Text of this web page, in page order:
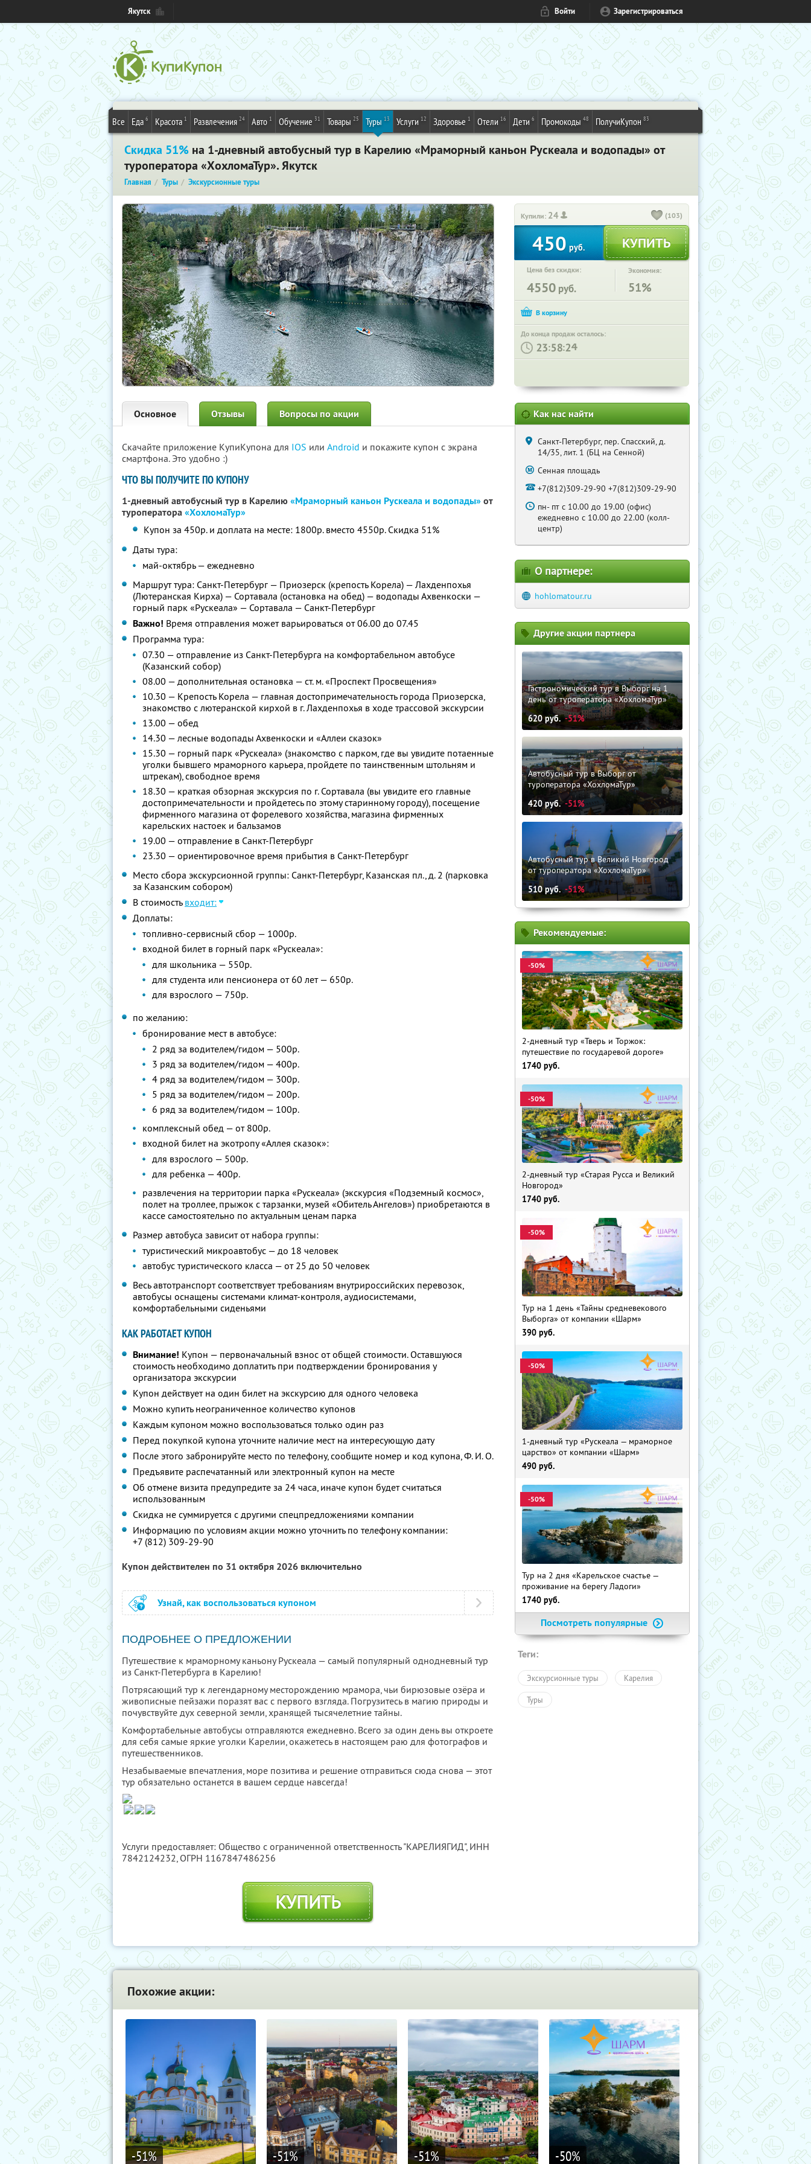
Якутск Войти Зарегистрироваться
Все Еда 6 Красота 1 Развлечения 24 Авто 1 Обучение 31 Товары 25 Туры 13 Услуги 12 Здоровье 1 Отели 16 Дети 6 Промокоды 48 ПолучиКупон 83
Скидка 51% на 1-дневный автобусный тур в Карелию «Мраморный каньон Рускеала и водопады» от
туроператора «ХохломаТур». Якутск
Главная Туры Экскурсионные туры
Купили: 24 (103)
450 руб.
Цена без скидки:
4550 руб.
Экономия:
51%
До конца продаж осталось:
: :
Основное Отзывы Вопросы по акции
Скачайте приложение КупиКупона для IOS или Android и покажите купон с экрана
смартфона. Это удобно :)
ЧТО ВЫ ПОЛУЧИТЕ ПО КУПОНУ
1-дневный автобусный тур в Карелию«Мраморный каньон Рускеала и водопады»от
туроператора«ХохломаТур»
Купон за 450р. и доплата на месте: 1800р. вместо 4550р. Скидка 51%
Даты тура:
май-октябрь — ежедневно
Маршрут тура: Санкт-Петербург — Приозерск (крепость Корела) — Лахденпохья
(Лютеранская Кирха) — Сортавала (остановка на обед) — водопады Ахвенкоски —
горный парк «Рускеала» — Сортавала — Санкт-Петербург
Важно! Время отправления может варьироваться от 06.00 до 07.45
Программа тура:
07.30 — отправление из Санкт-Петербурга на комфортабельном автобусе
(Казанский собор)
08.00 — дополнительная остановка — ст. м. «Проспект Просвещения»
10.30 — Крепость Корела — главная достопримечательность города Приозерска,
знакомство с лютеранской кирхой в г. Лахденпохья в ходе трассовой экскурсии
13.00 — обед
14.30 — лесные водопады Ахвенкоски и «Аллеи сказок»
15.30 — горный парк «Рускеала» (знакомство с парком, где вы увидите потаенные
уголки бывшего мраморного карьера, пройдете по таинственным штольням и
штрекам), свободное время
18.30 — краткая обзорная экскурсия по г. Сортавала (вы увидите его главные
достопримечательности и пройдетесь по этому старинному городу), посещение
фирменного магазина от форелевого хозяйства, магазина фирменных
карельских настоек и бальзамов
19.00 — отправление в Санкт-Петербург
23.30 — ориентировочное время прибытия в Санкт-Петербург
Место сбора экскурсионной группы: Санкт-Петербург, Казанская пл., д. 2 (парковка
за Казанским собором)
В стоимость входит:
Доплаты:
топливно-сервисный сбор — 1000р.
входной билет в горный парк «Рускеала»:
для школьника — 550р.
для студента или пенсионера от 60 лет — 650р.
для взрослого — 750р.
по желанию:
бронирование мест в автобусе:
2 ряд за водителем/гидом — 500р.
3 ряд за водителем/гидом — 400р.
4 ряд за водителем/гидом — 300р.
5 ряд за водителем/гидом — 200р.
6 ряд за водителем/гидом — 100р.
комплексный обед — от 800р.
входной билет на экотропу «Аллея сказок»:
для взрослого — 500р.
для ребенка — 400р.
развлечения на территории парка «Рускеала» (экскурсия «Подземный космос»,
полет на троллее, прыжок с тарзанки, музей «Обитель Ангелов») приобретаются в
кассе самостоятельно по актуальным ценам парка
Размер автобуса зависит от набора группы:
туристический микроавтобус — до 18 человек
автобус туристического класса — от 25 до 50 человек
Весь автотранспорт соответствует требованиям внутрироссийских перевозок,
автобусы оснащены системами климат-контроля, аудиосистемами,
комфортабельными сиденьями
КАК РАБОТАЕТ КУПОН
Внимание! Купон — первоначальный взнос от общей стоимости. Оставшуюся
стоимость необходимо доплатить при подтверждении бронирования у
организатора экскурсии
Купон действует на один билет на экскурсию для одного человека
Можно купить неограниченное количество купонов
Каждым купоном можно воспользоваться только один раз
Перед покупкой купона уточните наличие мест на интересующую дату
После этого забронируйте место по телефону, сообщите номер и код купона, Ф. И. О.
Предъявите распечатанный или электронный купон на месте
Об отмене визита предупредите за 24 часа, иначе купон будет считаться
использованным
Скидка не суммируется с другими спецпредложениями компании
Информацию по условиям акции можно уточнить по телефону компании:
+7 (812) 309-29-90
Купон действителен по 31 октября 2026 включительно
Узнай, как воспользоваться купоном
ПОДРОБНЕЕ О ПРЕДЛОЖЕНИИ
Путешествие к мраморному каньону Рускеала — самый популярный однодневный тур
из Санкт-Петербурга в Карелию!
Потрясающий тур к легендарному месторождению мрамора, чьи бирюзовые озёра и
живописные пейзажи поразят вас с первого взгляда. Погрузитесь в магию природы и
почувствуйте дух северной земли, хранящей тысячелетние тайны.
Комфортабельные автобусы отправляются ежедневно. Всего за один день вы откроете
для себя самые яркие уголки Карелии, окажетесь в настоящем раю для фотографов и
путешественников.
Незабываемые впечатления, море позитива и решение отправиться сюда снова — этот
тур обязательно останется в вашем сердце навсегда!
Услуги предоставляет: Общество с ограниченной ответственность "КАРЕЛИЯГИД", ИНН
7842124232, ОГРН 1167847486256
КУПИТЬ
Как нас найти
Санкт-Петербург, пер. Спасский, д.
14/35, лит. 1 (БЦ на Сенной)
Сенная площадь
+7(812)309-29-90 +7(812)309-29-90
пн- пт с 10.00 до 19.00 (офис)
ежедневно с 10.00 до 22.00 (колл-
центр)
О партнере:
hohlomatour.ru
Другие акции партнера
Гастрономический тур в Выборг на 1
день от туроператора «ХохломаТур»
620руб. -51%
Автобусный тур в Выборг от
туроператора «ХохломаТур»
420руб. -51%
Автобусный тур в Великий Новгород
от туроператора «ХохломаТур»
510руб. -51%
Рекомендуемые:
-50%
2-дневный тур «Тверь и Торжок:
путешествие по государевой дороге»
1740 руб.
-50%
2-дневный тур «Старая Русса и Великий
Новгород»
1740 руб.
-50%
Тур на 1 день «Тайны средневекового
Выборга» от компании «Шарм»
390 руб.
-50%
1-дневный тур «Рускеала — мраморное
царство» от компании «Шарм»
490 руб.
-50%
Тур на 2 дня «Карельское счастье —
проживание на берегу Ладоги»
1740 руб.
Посмотреть популярные
Теги:
Экскурсионные туры Карелия
Туры
Похожие акции:
-51% -51% -51% -50%